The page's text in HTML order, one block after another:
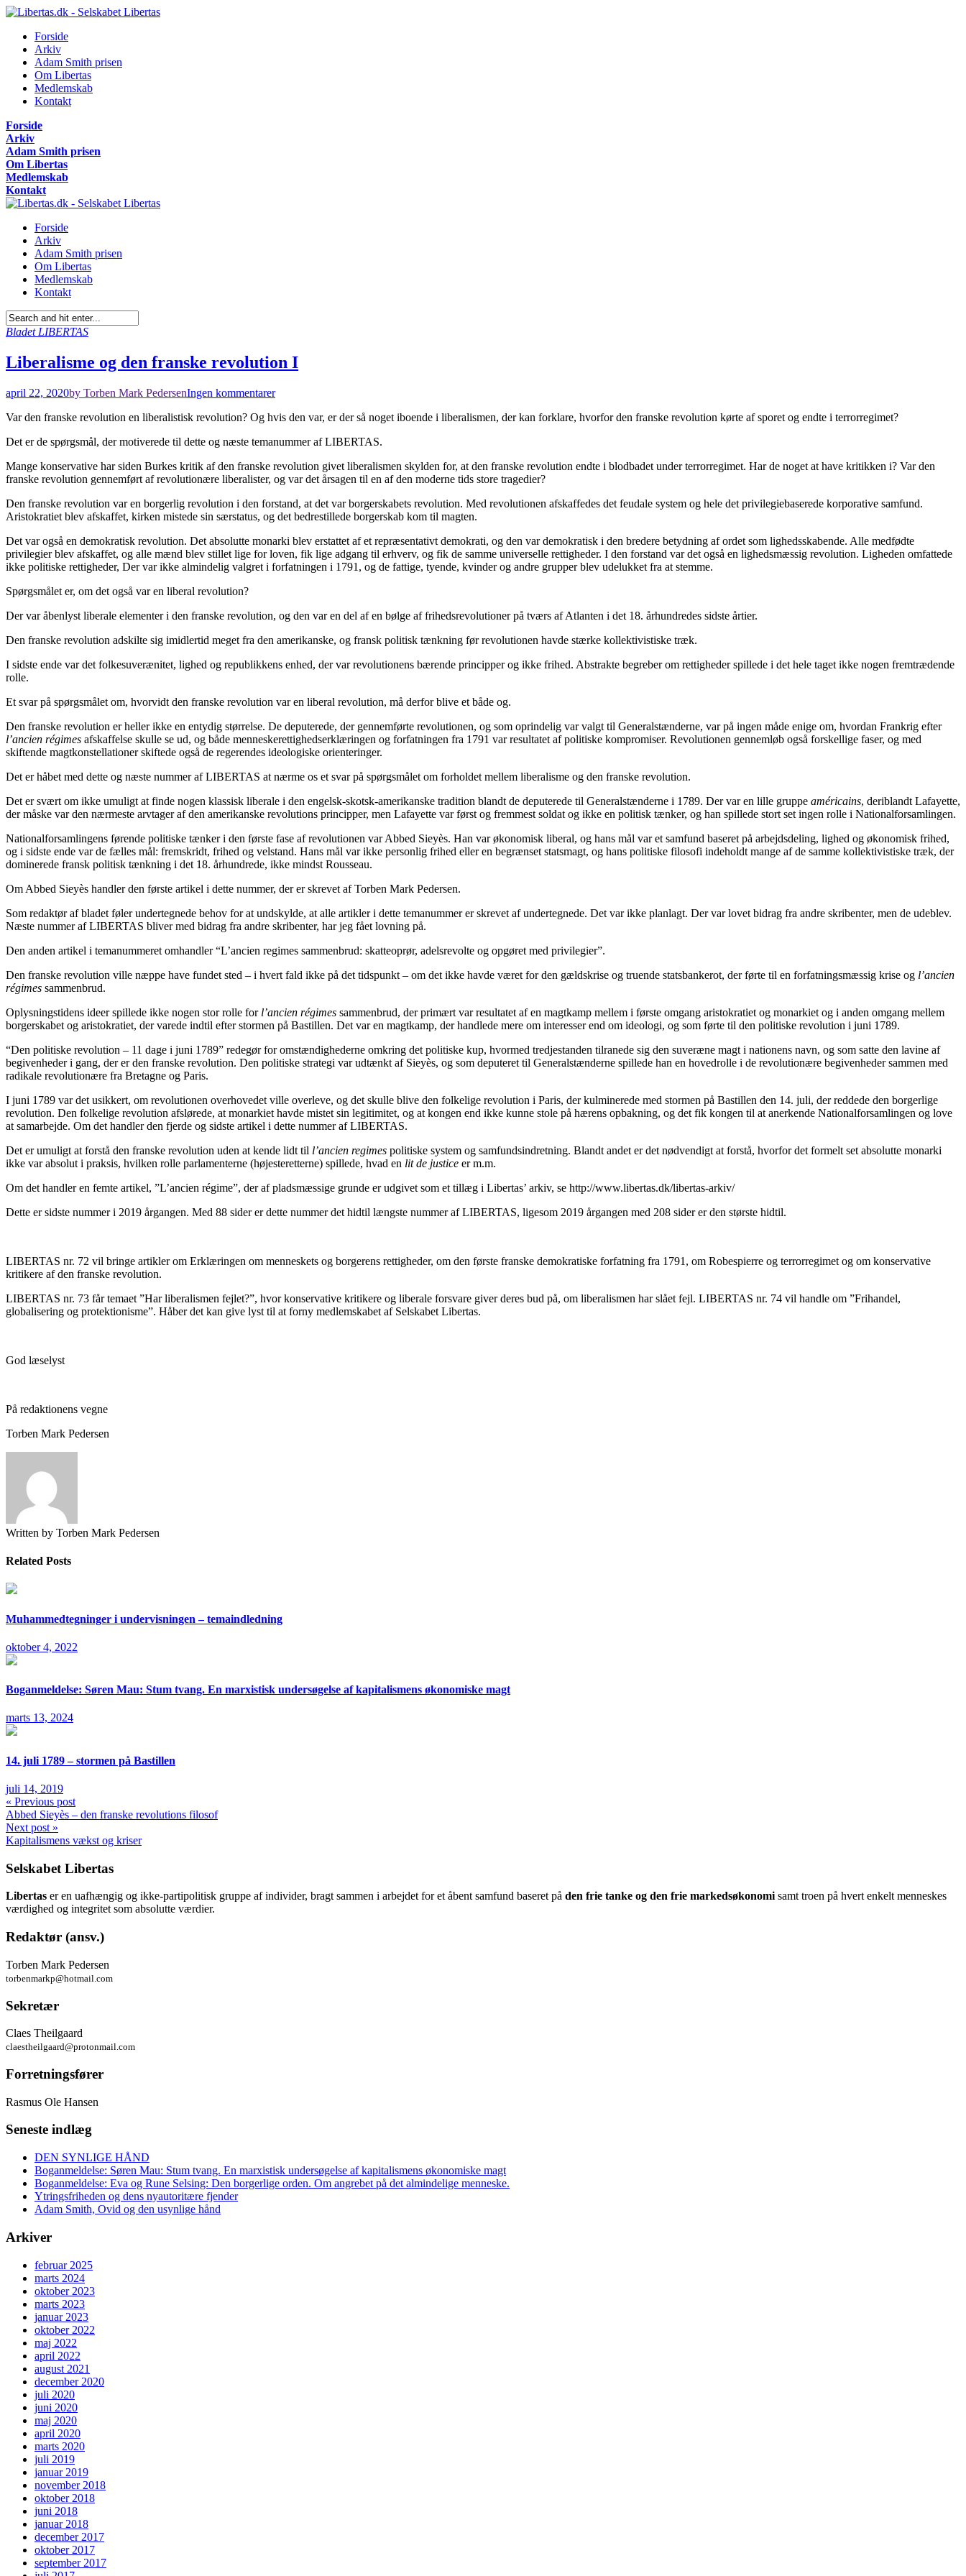
Forside
Arkiv
Adam Smith prisen
Om Libertas
Medlemskab
Kontakt
Forside
Arkiv
Adam Smith prisen
Om Libertas
Medlemskab
Kontakt
Forside
Arkiv
Adam Smith prisen
Om Libertas
Medlemskab
Kontakt
Bladet LIBERTAS
Liberalisme og den franske revolution I
april 22, 2020by Torben Mark PedersenIngen kommentarer
Var den franske revolution en liberalistisk revolution? Og hvis den var, er der så noget iboende i liberalismen, der kan forklare, hvorfor den franske revolution kørte af sporet og endte i terrorregimet?
Det er de spørgsmål, der motiverede til dette og næste temanummer af LIBERTAS.
Mange konservative har siden Burkes kritik af den franske revolution givet liberalismen skylden for, at den franske revolution endte i blodbadet under terrorregimet. Har de noget at have kritikken i? Var den
franske revolution gennemført af revolutionære liberalister, og var det årsagen til en af den moderne tids store tragedier?
Den franske revolution var en borgerlig revolution i den forstand, at det var borgerskabets revolution. Med revolutionen afskaffedes det feudale system og hele det privilegiebaserede korporative samfund.
Aristokratiet blev afskaffet, kirken mistede sin særstatus, og det bedrestillede borgerskab kom til magten.
Det var også en demokratisk revolution. Det absolutte monarki blev erstattet af et repræsentativt demokrati, og den var demokratisk i den bredere betydning af ordet som lighedsskabende. Alle medfødte
privilegier blev afskaffet, og alle mænd blev stillet lige for loven, fik lige adgang til erhverv, og fik de samme universelle rettigheder. I den forstand var det også en lighedsmæssig revolution. Ligheden omfattede
ikke politiske rettigheder, Der var ikke almindelig valgret i forfatningen i 1791, og de fattige, tyende, kvinder og andre grupper blev udelukket fra at stemme.
Spørgsmålet er, om det også var en liberal revolution?
Der var åbenlyst liberale elementer i den franske revolution, og den var en del af en bølge af frihedsrevolutioner på tværs af Atlanten i det 18. århundredes sidste årtier.
Den franske revolution adskilte sig imidlertid meget fra den amerikanske, og fransk politisk tænkning før revolutionen havde stærke kollektivistiske træk.
I sidste ende var det folkesuverænitet, lighed og republikkens enhed, der var revolutionens bærende principper og ikke frihed. Abstrakte begreber om rettigheder spillede i det hele taget ikke nogen fremtrædende
rolle.
Et svar på spørgsmålet om, hvorvidt den franske revolution var en liberal revolution, må derfor blive et både og.
Den franske revolution er heller ikke en entydig størrelse. De deputerede, der gennemførte revolutionen, og som oprindelig var valgt til Generalstænderne, var på ingen måde enige om, hvordan Frankrig efter
l’ancien régimes afskaffelse skulle se ud, og både menneskerettighedserklæringen og forfatningen fra 1791 var resultatet af politiske kompromiser. Revolutionen gennemløb også forskellige faser, og med
skiftende magtkonstellationer skiftede også de regerendes ideologiske orienteringer.
Det er håbet med dette og næste nummer af LIBERTAS at nærme os et svar på spørgsmålet om forholdet mellem liberalisme og den franske revolution.
Det er svært om ikke umuligt at finde nogen klassisk liberale i den engelsk-skotsk-amerikanske tradition blandt de deputerede til Generalstænderne i 1789. Der var en lille gruppe américains, deriblandt Lafayette,
der måske var den nærmeste arvtager af den amerikanske revolutions principper, men Lafayette var først og fremmest soldat og ikke en politisk tænker, og han spillede stort set ingen rolle i Nationalforsamlingen.
Nationalforsamlingens førende politiske tænker i den første fase af revolutionen var Abbed Sieyès. Han var økonomisk liberal, og hans mål var et samfund baseret på arbejdsdeling, lighed og økonomisk frihed,
og i sidste ende var de fælles mål: fremskridt, frihed og velstand. Hans mål var ikke personlig frihed eller en begrænset statsmagt, og hans politiske filosofi indeholdt mange af de samme kollektivistiske træk, der
dominerede fransk politisk tænkning i det 18. århundrede, ikke mindst Rousseau.
Om Abbed Sieyès handler den første artikel i dette nummer, der er skrevet af Torben Mark Pedersen.
Som redaktør af bladet føler undertegnede behov for at undskylde, at alle artikler i dette temanummer er skrevet af undertegnede. Det var ikke planlagt. Der var lovet bidrag fra andre skribenter, men de udeblev.
Næste nummer af LIBERTAS bliver med bidrag fra andre skribenter, har jeg fået lovning på.
Den anden artikel i temanummeret omhandler “L’ancien regimes sammenbrud: skatteoprør, adelsrevolte og opgøret med privilegier”.
Den franske revolution ville næppe have fundet sted – i hvert fald ikke på det tidspunkt – om det ikke havde været for den gældskrise og truende statsbankerot, der førte til en forfatningsmæssig krise og l’ancien
régimes sammenbrud.
Oplysningstidens ideer spillede ikke nogen stor rolle for l’ancien régimes sammenbrud, der primært var resultatet af en magtkamp mellem i første omgang aristokratiet og monarkiet og i anden omgang mellem
borgerskabet og aristokratiet, der varede indtil efter stormen på Bastillen. Det var en magtkamp, der handlede mere om interesser end om ideologi, og som førte til den politiske revolution i juni 1789.
“Den politiske revolution – 11 dage i juni 1789” redegør for omstændighederne omkring det politiske kup, hvormed tredjestanden tilranede sig den suveræne magt i nationens navn, og som satte den lavine af
begivenheder i gang, der er den franske revolution. Den politiske strategi var udtænkt af Sieyès, og som deputeret til Generalstænderne spillede han en hovedrolle i de revolutionære begivenheder sammen med
radikale revolutionære fra Bretagne og Paris.
I juni 1789 var det usikkert, om revolutionen overhovedet ville overleve, og det skulle blive den folkelige revolution i Paris, der kulminerede med stormen på Bastillen den 14. juli, der reddede den borgerlige
revolution. Den folkelige revolution afslørede, at monarkiet havde mistet sin legitimitet, og at kongen end ikke kunne stole på hærens opbakning, og det fik kongen til at anerkende Nationalforsamlingen og love
at samarbejde. Om det handler den fjerde og sidste artikel i dette nummer af LIBERTAS.
Det er umuligt at forstå den franske revolution uden at kende lidt til l’ancien regimes politiske system og samfundsindretning. Blandt andet er det nødvendigt at forstå, hvorfor det formelt set absolutte monarki
ikke var absolut i praksis, hvilken rolle parlamenterne (højesteretterne) spillede, hvad en lit de justice er m.m.
Om det handler en femte artikel, ”L’ancien régime”, der af pladsmæssige grunde er udgivet som et tillæg i Libertas’ arkiv, se http://www.libertas.dk/libertas-arkiv/
Dette er sidste nummer i 2019 årgangen. Med 88 sider er dette nummer det hidtil længste nummer af LIBERTAS, ligesom 2019 årgangen med 208 sider er den største hidtil.
LIBERTAS nr. 72 vil bringe artikler om Erklæringen om menneskets og borgerens rettigheder, om den første franske demokratiske forfatning fra 1791, om Robespierre og terrorregimet og om konservative
kritikere af den franske revolution.
LIBERTAS nr. 73 får temaet ”Har liberalismen fejlet?”, hvor konservative kritikere og liberale forsvare giver deres bud på, om liberalismen har slået fejl. LIBERTAS nr. 74 vil handle om ”Frihandel,
globalisering og protektionisme”. Håber det kan give lyst til at forny medlemskabet af Selskabet Libertas.
God læselyst
På redaktionens vegne
Torben Mark Pedersen
Written by Torben Mark Pedersen
Related Posts
Muhammedtegninger i undervisningen – temaindledning
oktober 4, 2022
Boganmeldelse: Søren Mau: Stum tvang. En marxistisk undersøgelse af kapitalismens økonomiske magt
marts 13, 2024
14. juli 1789 – stormen på Bastillen
juli 14, 2019
« Previous post
Abbed Sieyès – den franske revolutions filosof
Next post »
Kapitalismens vækst og kriser
Selskabet Libertas
Libertas er en uafhængig og ikke-partipolitisk gruppe af individer, bragt sammen i arbejdet for et åbent samfund baseret på den frie tanke og den frie markedsøkonomi samt troen på hvert enkelt menneskes
værdighed og integritet som absolutte værdier.
Redaktør (ansv.)
Torben Mark Pedersen
torbenmarkp@hotmail.com
Sekretær
Claes Theilgaard
claestheilgaard@protonmail.com
Forretningsfører
Rasmus Ole Hansen
Seneste indlæg
DEN SYNLIGE HÅND
Boganmeldelse: Søren Mau: Stum tvang. En marxistisk undersøgelse af kapitalismens økonomiske magt
Boganmeldelse: Eva og Rune Selsing: Den borgerlige orden. Om angrebet på det almindelige menneske.
Ytringsfriheden og dens nyautoritære fjender
Adam Smith, Ovid og den usynlige hånd
Arkiver
februar 2025
marts 2024
oktober 2023
marts 2023
januar 2023
oktober 2022
maj 2022
april 2022
august 2021
december 2020
juli 2020
juni 2020
maj 2020
april 2020
marts 2020
juli 2019
januar 2019
november 2018
oktober 2018
juni 2018
januar 2018
december 2017
oktober 2017
september 2017